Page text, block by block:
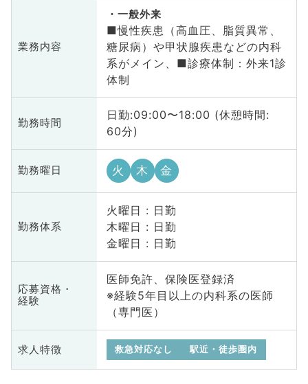
業務内容
一般外来
■慢性疾患（高血圧、脂質異常、
糖尿病）や甲状腺疾患などの内科
系がメイン、■診療体制：外来1診
体制
勤務時間
日勤:09:00〜18:00 (休憩時間:
60分)
勤務曜日 火 木 金
勤務体系
火曜日 : 日勤
木曜日 : 日勤
金曜日 : 日勤
応募資格・
経験
医師免許、保険医登録済
※経験5年目以上の内科系の医師
（専門医）
求人特徴 救急対応なし 駅近・徒歩圏内